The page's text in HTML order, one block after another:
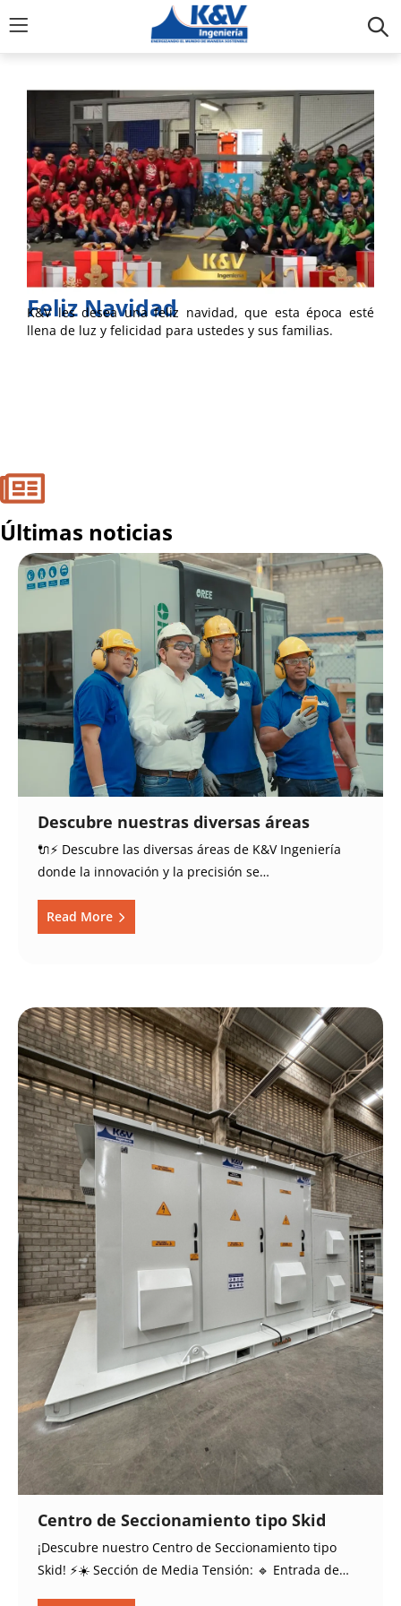
Feliz Navidad
K&V les desea una feliz navidad, que esta época esté
llena de luz y felicidad para ustedes y sus familias.
Últimas noticias
Descubre nuestras diversas áreas
🔌⚡ Descubre las diversas áreas de K&V Ingeniería
donde la innovación y la precisión se…
Read More
Centro de Seccionamiento tipo Skid
¡Descubre nuestro Centro de Seccionamiento tipo
Skid! ⚡️☀️ Sección de Media Tensión: 🔹 Entrada de…